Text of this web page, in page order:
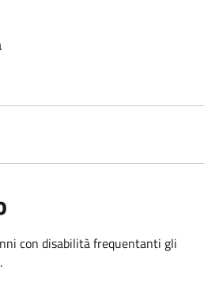
con disabilità frequentanti gli